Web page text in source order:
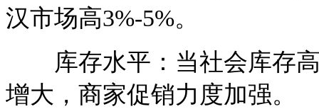
汉市场高3%-5%。
库存水平：当社会库存高
增大，商家促销力度加强。